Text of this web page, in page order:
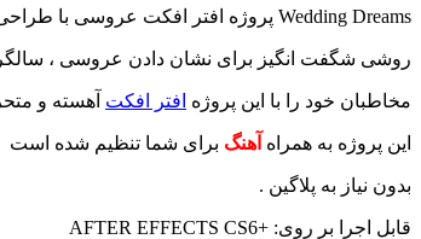
Wedding Dreams پروژه افتر افکت عروسی با طراحی زیبا ، انیمیشن های متن ساده و افکت های ترانزیشن است.این پروژه آماده فیلم عروسی شامل ۸ متغیر رسانه ای و ۱۱ متغیر متن است.
روشی شگفت انگیز برای نشان دادن عروسی ،
مخاطبان خود را با این پروژه افتر افکت آهسته و
این پروژه به همراه آهنگ برای شما تنظیم شده است
بدون نیاز به پلاگین .
قابل اجرا بر روی: +AFTER EFFECTS CS6